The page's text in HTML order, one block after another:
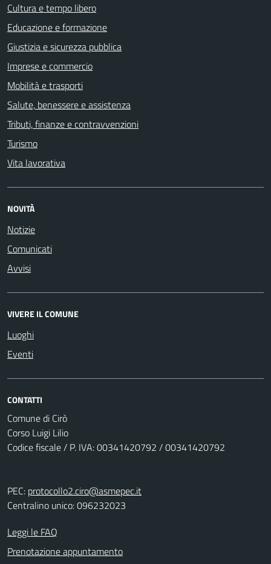
Cultura e tempo libero
Educazione e formazione
Giustizia e sicurezza pubblica
Imprese e commercio
Mobilità e trasporti
Salute, benessere e assistenza
Tributi, finanze e contravvenzioni
Turismo
Vita lavorativa
NOVITÀ
Notizie
Comunicati
Avvisi
VIVERE IL COMUNE
Luoghi
Eventi
CONTATTI
Comune di Cirò
Corso Luigi Lilio
Codice fiscale / P. IVA: 00341420792 / 00341420792
PEC: protocollo2.ciro@asmepec.it
Centralino unico: 096232023
Leggi le FAQ
Prenotazione appuntamento